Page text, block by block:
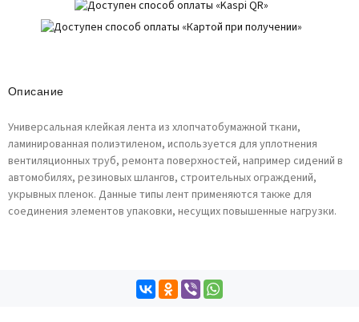
Описание
Универсальная клейкая лента из хлопчатобумажной ткани,
ламинированная полиэтиленом, используется для уплотнения
вентиляционных труб, ремонта поверхностей, например сидений в
автомобилях, резиновых шлангов, строительных ограждений,
укрывных пленок. Данные типы лент применяются также для
соединения элементов упаковки, несущих повышенные нагрузки.